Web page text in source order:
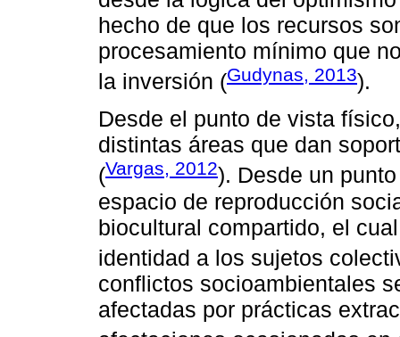
hecho de que los recursos
procesamiento mínimo que
la inversión (Gudynas, 2013).
Desde el punto de vista
distintas áreas que dan
(Vargas, 2012). Desde un
espacio de reproducción
biocultural compartido, el
identidad a los sujetos
conflictos socioambientales
afectadas por prácticas